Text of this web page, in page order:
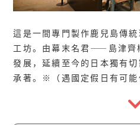
這是一間專門製作鹿兒島傳
工坊。由幕末名君——島津齊
發展，延續至今的日本獨有
承著。※（遇國定假日有可能